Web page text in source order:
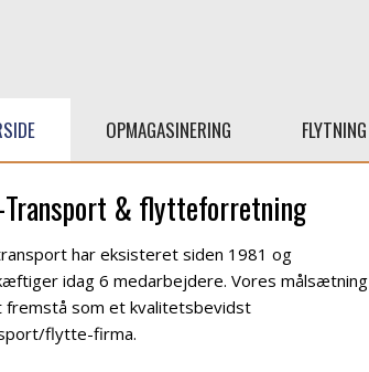
OPMAGASINERING FLYTNING
Transport & flytteforretning
har eksisteret siden 1981 og
idag 6 medarbejdere. Vores målsætning
fremstå som et kvalitetsbevidst
flytte-firma.